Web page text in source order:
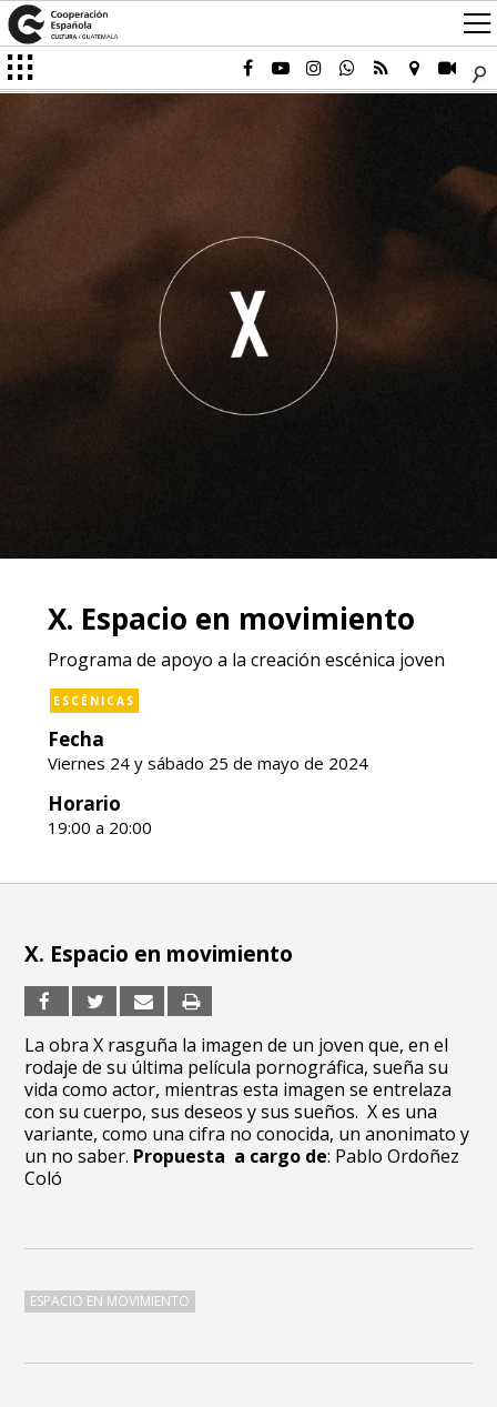
X. Espacio en movimiento
Programa de apoyo a la creación escénica joven
ESCÉNICAS
Fecha
Viernes 24 y sábado 25 de mayo de 2024
Horario
19:00 a 20:00
X. Espacio en movimiento
La obra X rasguña la imagen de un joven que, en el
rodaje de su última película pornográfica, sueña su
vida como actor, mientras esta imagen se entrelaza
con su cuerpo, sus deseos y sus sueños. X es una
variante, como una cifra no conocida, un anonimato y
un no saber. Propuesta a cargo de: Pablo Ordoñez
Coló
ESPACIO EN MOVIMIENTO